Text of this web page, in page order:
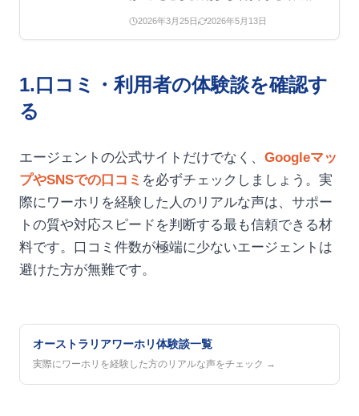
2026年3月25日 2026年5月13日
1.口コミ・利用者の体験談を確認す
る
エージェントの公式サイトだけでなく、 Googleマッ
プやSNSでの口コミ を必ずチェックしましょう。実
際にワーホリを経験した人のリアルな声は、サポー
トの質や対応スピードを判断する最も信頼できる材
料です。口コミ件数が極端に少ないエージェントは
避けた方が無難です。
オーストラリアワーホリ体験談一覧
実際にワーホリを経験した方のリアルな声をチェック →